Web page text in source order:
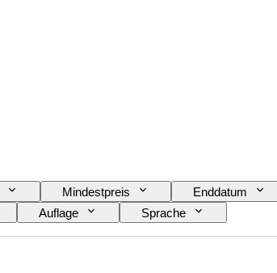
Mindestpreis
Enddatum
Auflage Sprache